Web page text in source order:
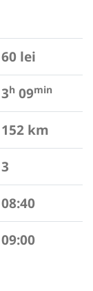
60 lei
3h 09min
152 km
3
08:40
09:00